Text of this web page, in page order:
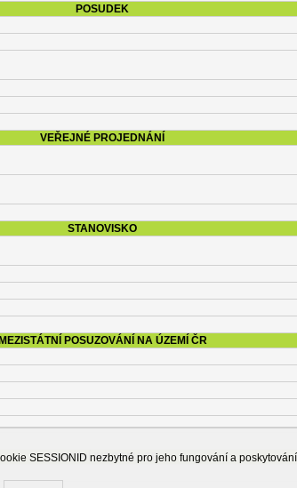
POSUDEK
VEŘEJNÉ PROJEDNÁNÍ
STANOVISKO
MEZISTÁTNÍ POSUZOVÁNÍ NA ÚZEMÍ ČR
OSTATNÍ INFORMACE
SESSIONID nezbytné pro jeho fungování a